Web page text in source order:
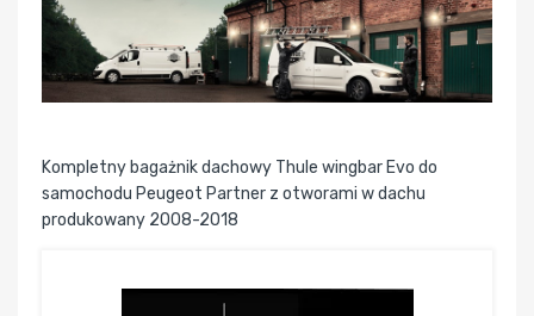
Kompletny bagażnik dachowy Thule wingbar Evo do
samochodu Peugeot Partner z otworami w dachu
produkowany 2008-2018